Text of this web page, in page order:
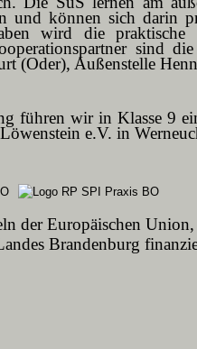
und können sich darin
wird die
sind
(Oder), Außenstelle
führen wir in Klasse 9
e.V. in
der Europäischen
Brandenburg